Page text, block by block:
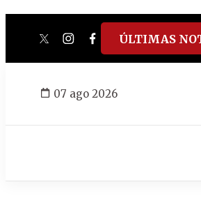
twitterinstagram
facebook
tiktokyoutube
ÚLTIMAS
07 ago 2026